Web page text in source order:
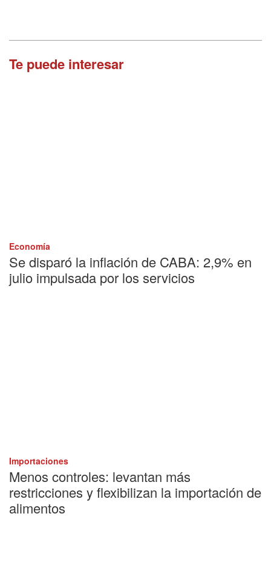
Te puede interesar
Economía
Se disparó la inflación de CABA: 2,9% en
julio impulsada por los servicios
Importaciones
Menos controles: levantan más
restricciones y flexibilizan la importación de
alimentos